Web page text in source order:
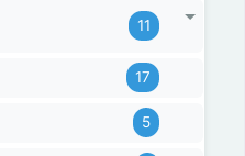
11
17
5